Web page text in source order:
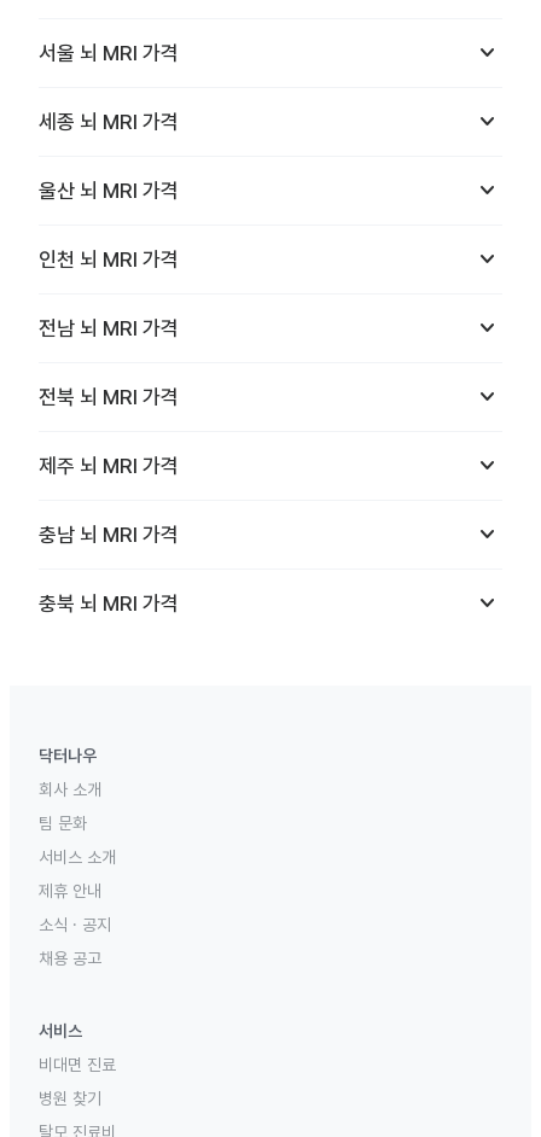
서울 뇌 MRI 가격 keyboard_arrow_down
세종 뇌 MRI 가격 keyboard_arrow_down
울산 뇌 MRI 가격 keyboard_arrow_down
인천 뇌 MRI 가격 keyboard_arrow_down
전남 뇌 MRI 가격 keyboard_arrow_down
전북 뇌 MRI 가격 keyboard_arrow_down
제주 뇌 MRI 가격 keyboard_arrow_down
충남 뇌 MRI 가격 keyboard_arrow_down
충북 뇌 MRI 가격 keyboard_arrow_down
닥터나우
회사 소개
팀 문화
서비스 소개
제휴 안내
소식 · 공지
채용 공고
서비스
비대면 진료
병원 찾기
탈모 진료비